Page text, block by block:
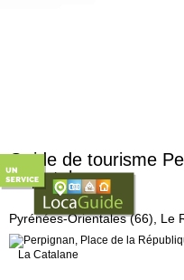
Perpignan, 66000
Guide de tourisme
Orientales
Pyrénées-Orientales (66), Le
La Catalane